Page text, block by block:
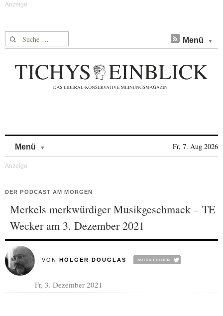
Suche nach: Menü
Menü Fr, 7. Aug 2026
DER PODCAST AM MORGEN
Merkels merkwürdiger Musikgeschmack – TE
Wecker am 3. Dezember 2021
VON HOLGER DOUGLAS
Fr, 3. Dezember 2021